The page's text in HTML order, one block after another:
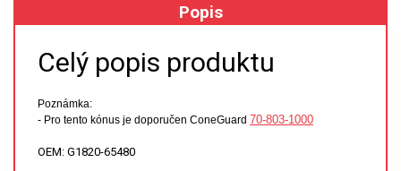
XRF
FÓLIE XRF
VZORKOVNICE XRF
TAVENÍ
Popis
Celý popis produktu
Poznámka:
- Pro tento kónus je doporučen ConeGuard 70-803-1000
OEM: G1820-65480